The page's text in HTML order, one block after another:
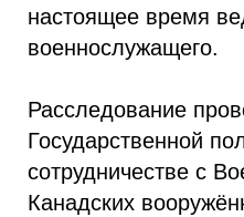
настоящее время
военнослужащего.
Расследование
Государственной
сотрудничестве с
Канадских